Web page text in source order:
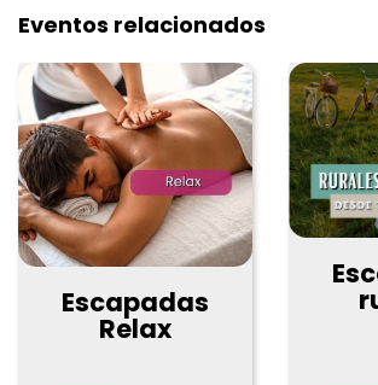
alojamiento y experiencias VIP.
vivo, zonas interactivas y
los gustos.
Un mundo donde todo es
montañas rusas de vértigo
cuento, cada parque ofrece una
y mágica. Perfecto para
semana, vacaciones escolares o
especiales.
Haz las maletas… y no olvides
Eventos relacionados
Escapadas
Relax